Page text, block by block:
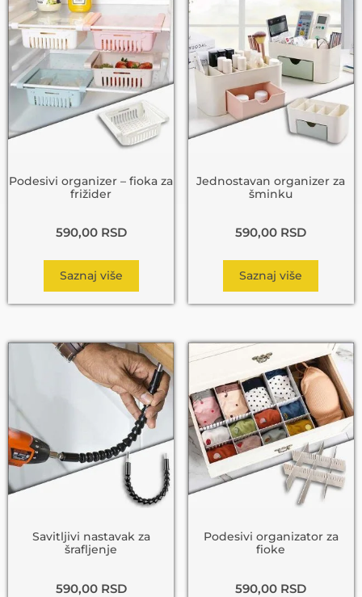
Podesivi organizer – fioka za
frižider
590,00 RSD
Saznaj više
Jednostavan organizer za
šminku
590,00 RSD
Saznaj više
Savitljivi nastavak za
šrafljenje
590,00 RSD
Podesivi organizator za
fioke
590,00 RSD